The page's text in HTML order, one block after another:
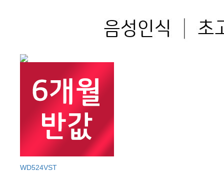
WD524VST